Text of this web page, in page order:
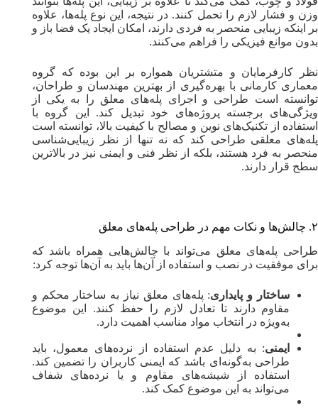
وزن و فشار لازم را تحمل کنند. در نتیجه، این نوع پله‌ها، علاوه
بر اینکه زیبایی منحصر به فردی دارند، امکان ایجاد یک فضا باز و
بدون موانع فیزیکی را فراهم می‌کنند.
نظر کارفرمایان و متشتریان همواره بر این بوده که گروه
معماری کارمانی با بهره‌گیری از بهترین مهندسان و طراحان،
توانسته است طراحی و اجرای پله‌های معلق را به یکی از
ویژگی‌های برجسته پروژه‌های خود تبدیل کند. این گروه با
استفاده از تکنیک‌های نوین و مصالح با کیفیت بالا، توانسته است
پله‌های معلقی طراحی کند که نه تنها از نظر زیبایی‌شناسی
منحصر به فرد هستند، بلکه از نظر فنی و ایمنی نیز در بالاترین
سطح قرار دارند.
۲. چالش‌ها و نکات مهم در طراحی پله‌های معلق
طراحی پله‌های معلق می‌تواند با چالش‌هایی همراه باشد که
برای موفقیت در نصب و استفاده از آن‌ها باید به آن‌ها توجه کرد:
ساختار و پایداری: پله‌های معلق نیاز به ساختار محکم و
مقاوم دارند تا تعادل لازم را حفظ کنند. این موضوع
به‌ویژه در انتخاب مواد مناسب اهمیت دارد.
ایمنی: به دلیل عدم استفاده از نرده‌های معمول، باید
طراحی به‌گونه‌ای باشد که ایمنی کاربران را تضمین کند.
استفاده از شیشه‌های مقاوم و یا نرده‌های شفاف
می‌تواند به این موضوع کمک کند.